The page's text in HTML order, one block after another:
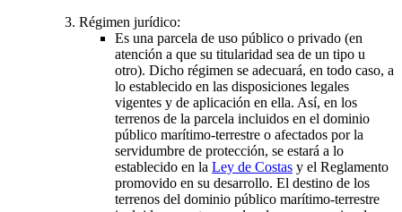
Régimen jurídico:
Es una parcela de uso público o privado (en
atención a que su titularidad sea de un tipo u
otro). Dicho régimen se adecuará, en todo caso, a
lo establecido en las disposiciones legales
vigentes y de aplicación en ella. Así, en los
terrenos de la parcela incluidos en el dominio
público marítimo-terrestre o afectados por la
servidumbre de protección, se estará a lo
establecido en la Ley de Costas y el Reglamento
promovido en su desarrollo. El destino de los
terrenos del dominio público marítimo-terrestre